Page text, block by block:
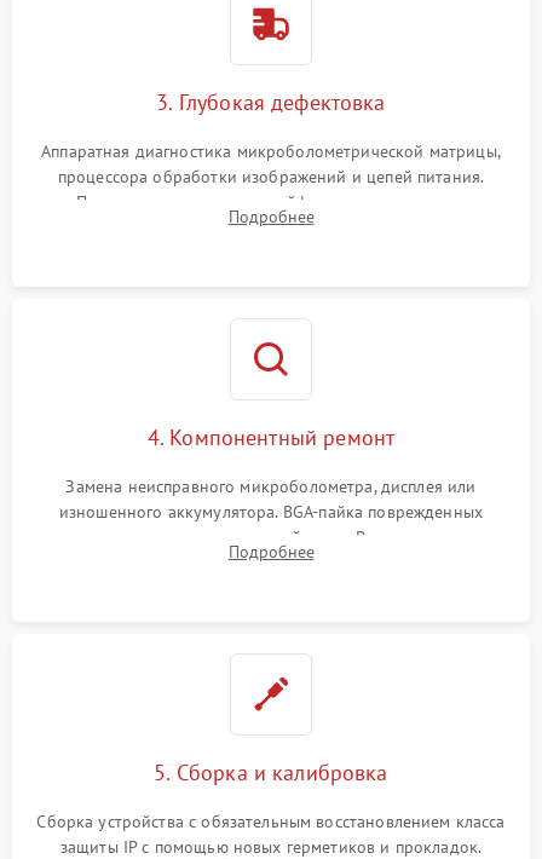
3. Глубокая дефектовка
Аппаратная диагностика микроболометрической матрицы,
процессора обработки изображений и цепей питания.
Проверка целостности шлейфов, модуля памяти и
интерфейсов связи. Выявление сгоревших SMD-компонентов
Подробнее
4. Компонентный ремонт
Замена неисправного микроболометра, дисплея или
изношенного аккумулятора. BGA-пайка поврежденных
контроллеров на материнской плате. Восстановление
разъемов и кнопок, замена поврежденных элементов
Подробнее
5. Сборка и калибровка
Сборка устройства с обязательным восстановлением класса
защиты IP с помощью новых герметиков и прокладок.